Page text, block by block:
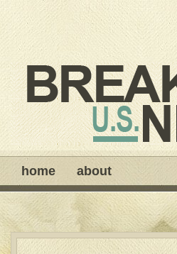
home about